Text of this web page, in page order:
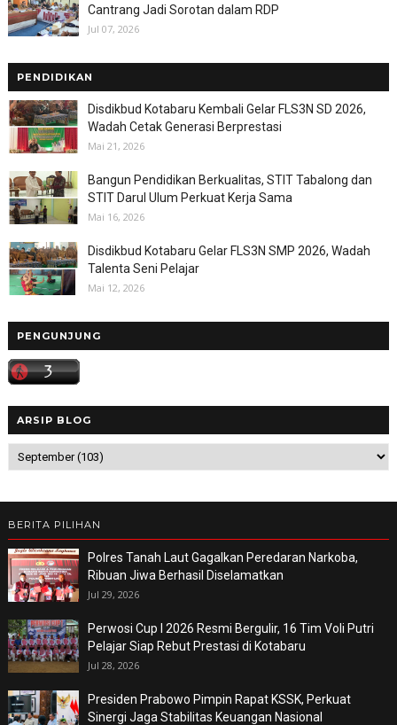
Cantrang Jadi Sorotan dalam RDP
Jul 07, 2026
PENDIDIKAN
Disdikbud Kotabaru Kembali Gelar FLS3N SD 2026,
Wadah Cetak Generasi Berprestasi
Mai 21, 2026
Bangun Pendidikan Berkualitas, STIT Tabalong dan
STIT Darul Ulum Perkuat Kerja Sama
Mai 16, 2026
Disdikbud Kotabaru Gelar FLS3N SMP 2026, Wadah
Talenta Seni Pelajar
Mai 12, 2026
PENGUNJUNG
ARSIP BLOG
BERITA PILIHAN
Polres Tanah Laut Gagalkan Peredaran Narkoba,
Ribuan Jiwa Berhasil Diselamatkan
Jul 29, 2026
Perwosi Cup I 2026 Resmi Bergulir, 16 Tim Voli Putri
Pelajar Siap Rebut Prestasi di Kotabaru
Jul 28, 2026
Presiden Prabowo Pimpin Rapat KSSK, Perkuat
Sinergi Jaga Stabilitas Keuangan Nasional